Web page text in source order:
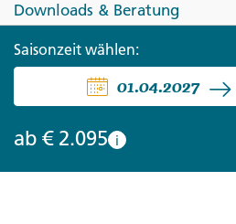
Südindiens
Downloads & Beratung
Saisonzeit wählen:
01.04.2027
ab € 2.095 i